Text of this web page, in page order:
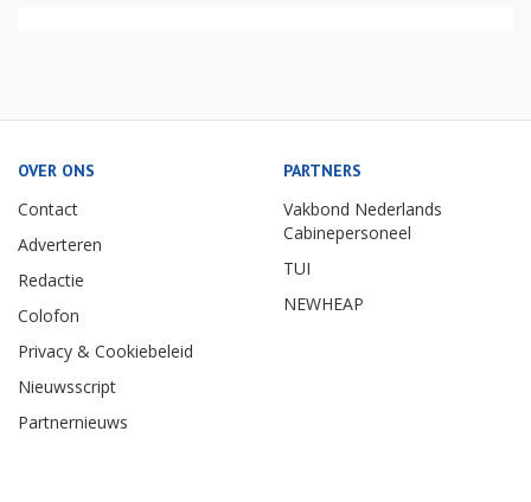
OVER ONS
Contact
Adverteren
Redactie
Colofon
Privacy & Cookiebeleid
Nieuwsscript
Partnernieuws
PARTNERS
Vakbond Nederlands
Cabinepersoneel
TUI
NEWHEAP